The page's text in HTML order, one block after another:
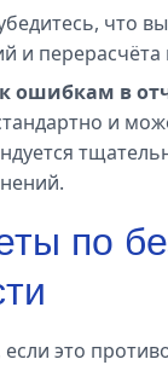
что
и перерасчёта
ошибкам в
и
по
это